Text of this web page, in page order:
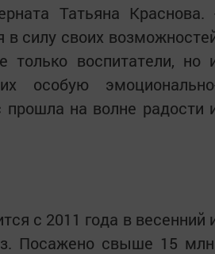
Татьяна Краснова.
в силу своих
воспитатели, но
особую
на волне радости
с 2011 года в весенний
Посажено свыше 15